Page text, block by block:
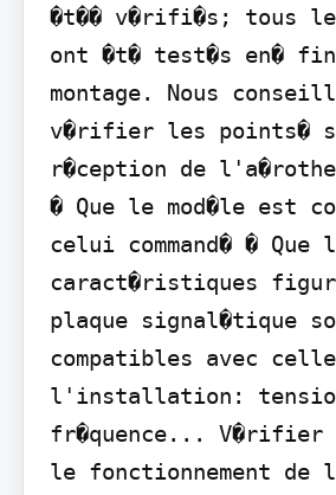
�t�� v�rifi�s; tous
ont �t� test�s en�
montage. Nous
v�rifier les points�
r�ception de
� Que le mod�le est
celui command� � Que
caract�ristiques
plaque signal�tique
compatibles avec
l'installation:
fr�quence...
le fonctionnement de